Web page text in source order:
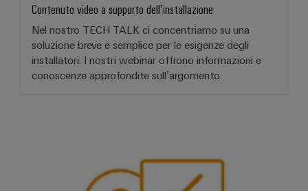
Contenuto video a supporto dell’installazione
Nel nostro TECH TALK ci concentriamo su una
soluzione breve e semplice per le esigenze degli
installatori. I nostri webinar offrono informazioni e
conoscenze approfondite sull’argomento.